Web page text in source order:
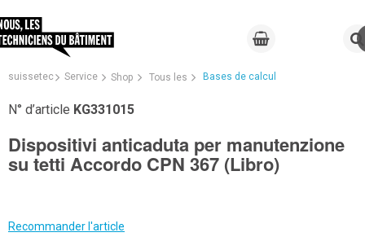
suissetec Service Shop Tous les Bases de calcul
N° d’article KG331015
Dispositivi anticaduta per manutenzione
su tetti Accordo CPN 367 (Libro)
Recommander l'article